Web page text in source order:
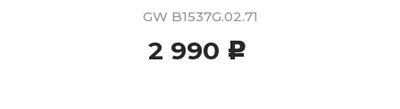
GW B1537G.02.71
2 990 c